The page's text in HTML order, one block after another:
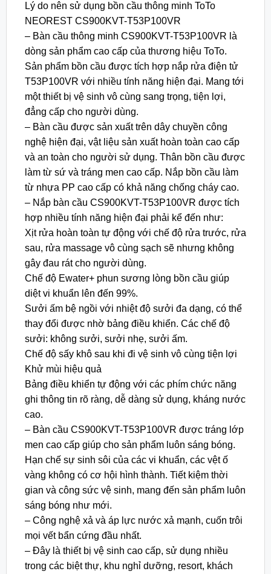
Lý do nên sử dụng bồn cầu thông minh ToTo
NEOREST CS900KVT-T53P100VR
– Bàn cầu thông minh CS900KVT-T53P100VR là
dòng sản phẩm cao cấp của thương hiệu ToTo.
Sản phẩm bồn cầu được tích hợp nắp rửa điện tử
T53P100VR với nhiều tính năng hiện đại. Mang tới
một thiết bị vệ sinh vô cùng sang trọng, tiện lợi,
đẳng cấp cho người dùng.
– Bàn cầu được sản xuất trên dây chuyền công
nghệ hiện đại, vật liệu sản xuất hoàn toàn cao cấp
và an toàn cho người sử dụng. Thân bồn cầu được
làm từ sứ và tráng men cao cấp. Nắp bồn cầu làm
từ nhựa PP cao cấp có khả năng chống cháy cao.
– Nắp bàn cầu CS900KVT-T53P100VR được tích
hợp nhiều tính năng hiện đại phải kể đến như:
Xịt rửa hoàn toàn tự động với chế độ rửa trước, rửa
sau, rửa massage vô cùng sạch sẽ nhưng không
gây đau rát cho người dùng.
Chế độ Ewater+ phun sương lòng bồn cầu giúp
diệt vi khuẩn lên đến 99%.
Sưởi ấm bệ ngồi với nhiệt độ sưởi đa dạng, có thể
thay đổi được nhờ bảng điều khiển. Các chế độ
sưởi: không sưởi, sưởi nhẹ, sưởi ấm.
Chế độ sấy khô sau khi đi vệ sinh vô cùng tiện lợi
Khử mùi hiệu quả
Bảng điều khiển tự động với các phím chức năng
ghi thông tin rõ ràng, dễ dàng sử dụng, kháng nước
cao.
– Bàn cầu CS900KVT-T53P100VR được tráng lớp
men cao cấp giúp cho sản phẩm luôn sáng bóng.
Hạn chế sự sinh sôi của các vi khuẩn, các vệt ố
vàng không có cơ hội hình thành. Tiết kiệm thời
gian và công sức vệ sinh, mang đến sản phẩm luôn
sáng bóng như mới.
– Công nghệ xả và áp lực nước xả mạnh, cuốn trôi
mọi vết bẩn cứng đầu nhất.
– Đây là thiết bị vệ sinh cao cấp, sử dụng nhiều
trong các biệt thự, khu nghỉ dưỡng, resort, khách